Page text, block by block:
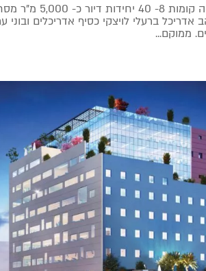
אדריכל ברעלי לויצקי כסיף אדריכלים